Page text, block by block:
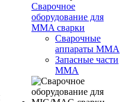
Сварочное
оборудование для
MMA сварки
Сварочные
аппараты MMA
Запасные части
MMA